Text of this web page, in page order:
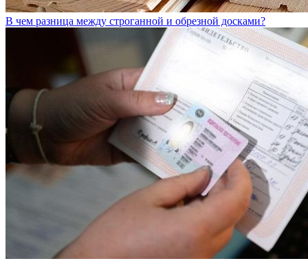
В чем разница между строганной и обрезной досками?